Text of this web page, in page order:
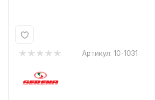
Артикул: 10-1031